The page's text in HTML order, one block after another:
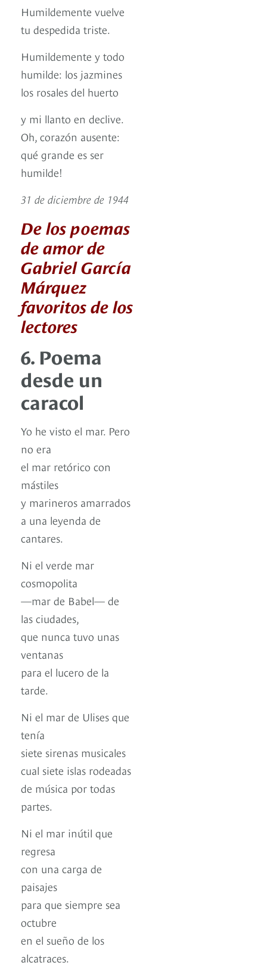
Humildemente vuelve
tu despedida triste.
Humildemente y todo
humilde: los jazmines
los rosales del huerto
y mi llanto en declive.
Oh, corazón ausente:
qué grande es ser
humilde!
31 de diciembre de 1944
De los poemas
de amor de
Gabriel García
Márquez
favoritos de los
lectores
6. Poema
desde un
caracol
Yo he visto el mar. Pero
no era
el mar retórico con
mástiles
y marineros amarrados
a una leyenda de
cantares.
Ni el verde mar
cosmopolita
—mar de Babel— de
las ciudades,
que nunca tuvo unas
ventanas
para el lucero de la
tarde.
Ni el mar de Ulises que
tenía
siete sirenas musicales
cual siete islas rodeadas
de música por todas
partes.
Ni el mar inútil que
regresa
con una carga de
paisajes
para que siempre sea
octubre
en el sueño de los
alcatraces.